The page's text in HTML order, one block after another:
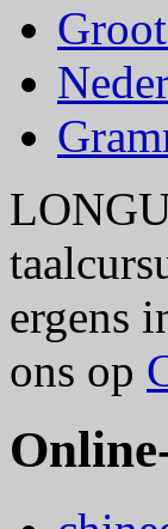
ergens
ons op